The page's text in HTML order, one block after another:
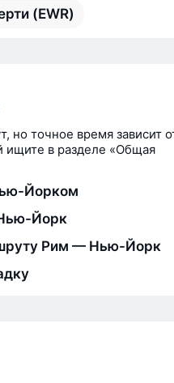
(EWR)
но точное время зависит
ищите в разделе «Общая
Йорком
Йорк
Рим — Нью-Йорк